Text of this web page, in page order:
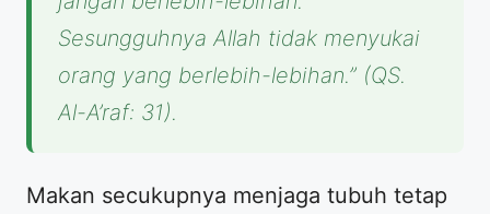
Sesungguhnya Allah tidak menyukai
orang yang berlebih-lebihan.” (QS.
Al-A’raf: 31).
Makan secukupnya menjaga tubuh tetap